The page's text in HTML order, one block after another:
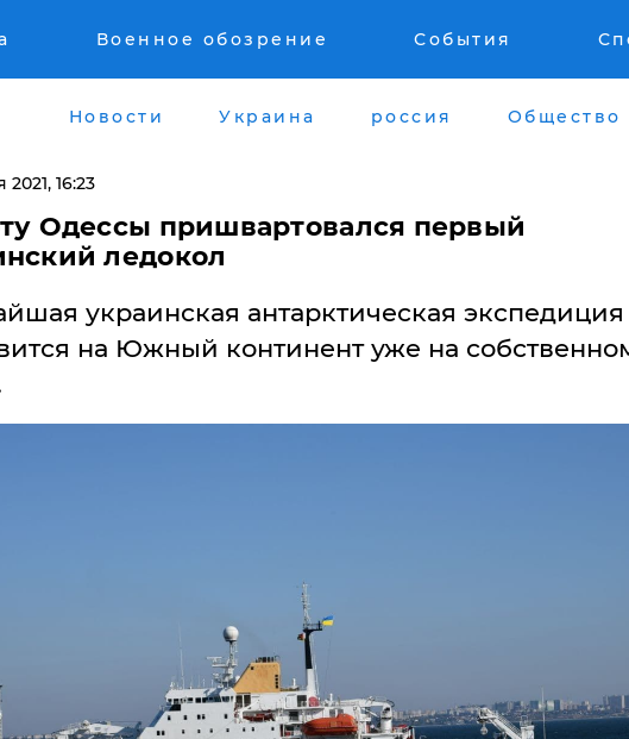
Военное обозрение События
Новости Украина россия Общество
16:23
Одессы пришвартовался первый
ледокол
украинская антарктическая экспедиция
на Южный континент уже на